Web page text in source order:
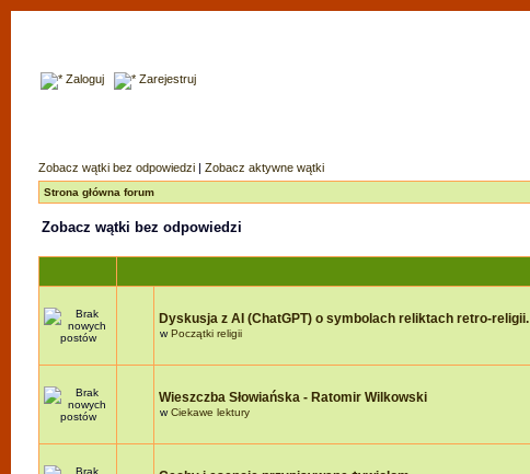
Zaloguj Zarejestruj
Zobacz wątki bez odpowiedzi | Zobacz aktywne wątki
Strona główna forum
Zobacz wątki bez odpowiedzi
Dyskusja z AI (ChatGPT) o symbolach reliktach retro-religii.
wPoczątki religii
Wieszczba Słowiańska - Ratomir Wilkowski
wCiekawe lektury